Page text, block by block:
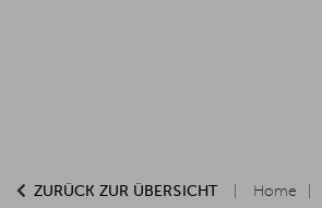
ZURÜCK ZUR ÜBERSICHT Home